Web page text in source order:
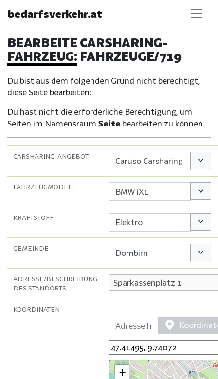
bedarfsverkehr.at
BEARBEITE CARSHARING-
FAHRZEUG: FAHRZEUGE/719
Du bist aus dem folgenden Grund nicht berechtigt,
diese Seite bearbeiten:
Du hast nicht die erforderliche Berechtigung, um
Seiten im Namensraum Seite bearbeiten zu können.
CARSHARING-ANGEBOT
FAHRZEUGMODELL
KRAFTSTOFF
GEMEINDE
ADRESSE/BESCHREIBUNG
DES STANDORTS
KOORDINATEN
+